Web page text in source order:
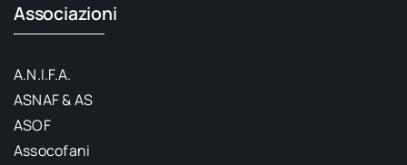
Associazioni
A.N.I.F.A.
ASNAF & AS
ASOF
Assocofani